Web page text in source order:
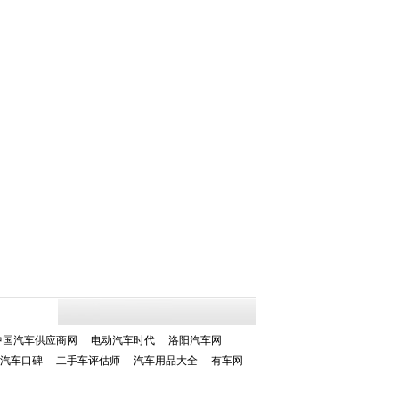
国汽车供应商网 电动汽车时代
洛阳汽车网
汽车口碑 二手车评估师 汽车用品大全
有车网